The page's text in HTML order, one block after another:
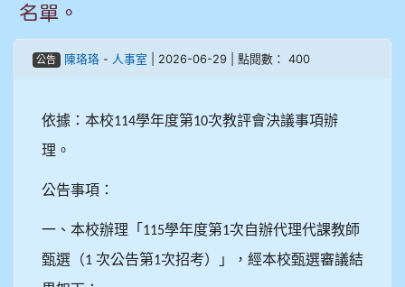
906江彥臻
907張晏寧
908彭主豪
909林柏翰
909林玉楓
909林朝智
名單。
公告 陳珞珞- 人事室 | 2026-06-29 | 點閱數： 400
依據：本校114學年度第10次教評會決議事項辦
理。
公告事項：
一、本校辦理「 115學年度第1次自辦代理代課教師
甄選（1 次公告第1次招考）」，經本校甄選審議結